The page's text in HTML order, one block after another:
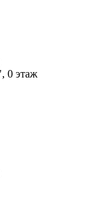
0 этаж